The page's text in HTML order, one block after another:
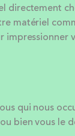
directement
matériel
qui nous
bien vous le